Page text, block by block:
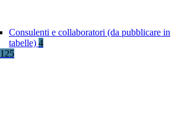
Consulenti e collaboratori (da pubblicare in
tabelle) 4
125